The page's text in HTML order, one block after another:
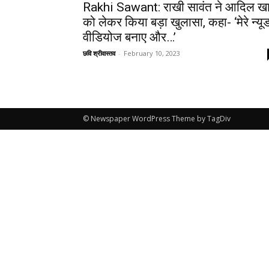
Rakhi Sawant: राखी सावंत ने आदिल
को लेकर किया बड़ा खुलासा, कहा- ‘मेरे
वीडियोज बनाए और…’
छवि श्रीवास्तव - February 10, 2023
© Newspaper WordPress Theme by TagDiv